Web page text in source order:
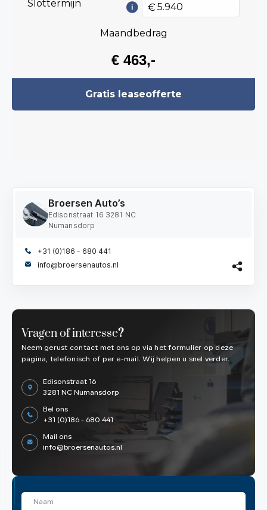
Broersen Auto’s
Edisonstraat 16 3281 NC
Numansdorp
+31 (0)186 - 680 441
info@broersenautos.nl
Vragen of interesse?
Neem gerust contact met ons op via het formulier op deze
pagina, telefonisch of per e-mail. Wij helpen u snel verder.
Edisonstraat 16
3281 NC Numansdorp
Bel ons
+31 (0)186 - 680 441
Mail ons
info@broersenautos.nl